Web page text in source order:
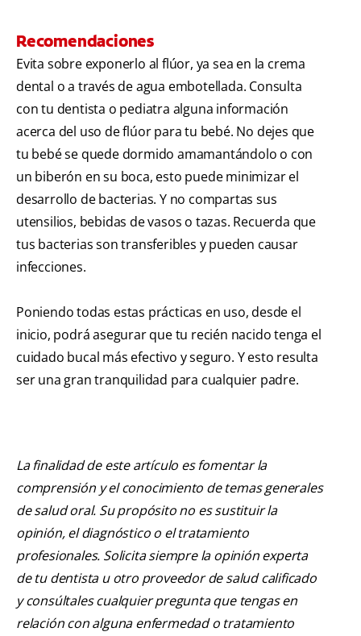
Recomendaciones
Evita sobre exponerlo al flúor, ya sea en la crema
dental o a través de agua embotellada. Consulta
con tu dentista o pediatra alguna información
acerca del uso de flúor para tu bebé. No dejes que
tu bebé se quede dormido amamantándolo o con
un biberón en su boca, esto puede minimizar el
desarrollo de bacterias. Y no compartas sus
utensilios, bebidas de vasos o tazas. Recuerda que
tus bacterias son transferibles y pueden causar
infecciones.
Poniendo todas estas prácticas en uso, desde el
inicio, podrá asegurar que tu recién nacido tenga el
cuidado bucal más efectivo y seguro. Y esto resulta
ser una gran tranquilidad para cualquier padre.
La finalidad de este artículo es fomentar la
comprensión y el conocimiento de temas generales
de salud oral. Su propósito no es sustituir la
opinión, el diagnóstico o el tratamiento
profesionales. Solicita siempre la opinión experta
de tu dentista u otro proveedor de salud calificado
y consúltales cualquier pregunta que tengas en
relación con alguna enfermedad o tratamiento